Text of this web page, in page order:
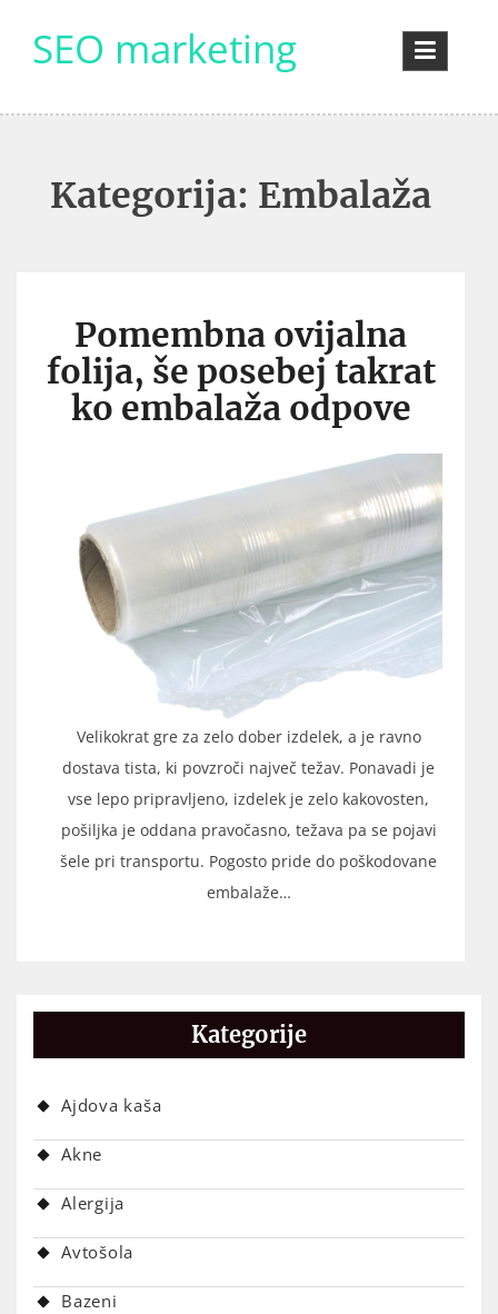
contentSEO marketing
Kategorija: Embalaža
Pomembna ovijalna
folija, še posebej takrat
ko embalaža odpove
Velikokrat gre za zelo dober izdelek, a je ravno
dostava tista, ki povzroči največ težav. Ponavadi je
vse lepo pripravljeno, izdelek je zelo kakovosten,
pošiljka je oddana pravočasno, težava pa se pojavi
šele pri transportu. Pogosto pride do poškodovane
embalaže…
Kategorije
Ajdova kaša
Akne
Alergija
Avtošola
Bazeni